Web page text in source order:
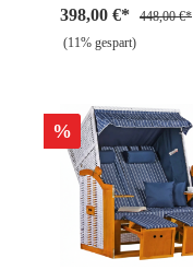
398,00 €*
448,00 €*
(11% gespart)
%